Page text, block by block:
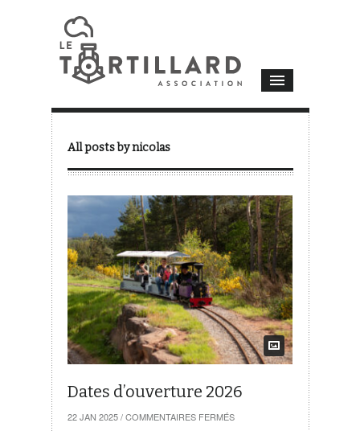
All posts by nicolas
Dates d’ouverture 2026
22 JAN 2025 / COMMENTAIRES FERMÉSSUR